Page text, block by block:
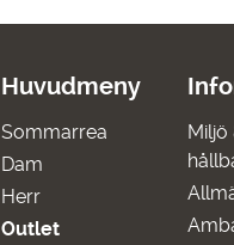
Huvudmeny
Sommarrea
Dam
Herr
Outlet
Miljö